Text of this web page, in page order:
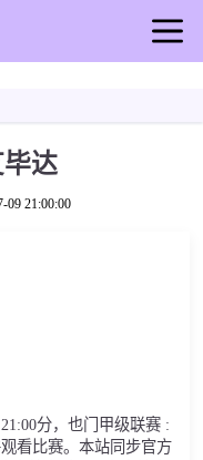
毕达
09 21:00:00
分，也门甲级联赛 :
看比赛。本站同步官方